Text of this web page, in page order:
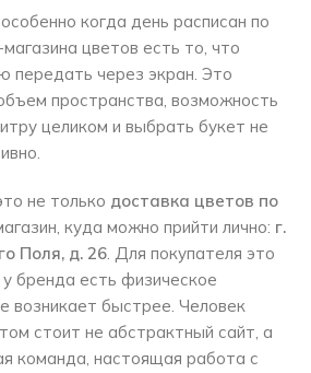
когда день расписан по
цветов есть то, что
передать через экран. Это
пространства, возможность
целиком и выбрать букет не
не только доставка цветов по
куда можно прийти лично: г.
Поля, д. 26. Для покупателя это
бренда есть физическое
возникает быстрее. Человек
стоит не абстрактный сайт, а
команда, настоящая работа с